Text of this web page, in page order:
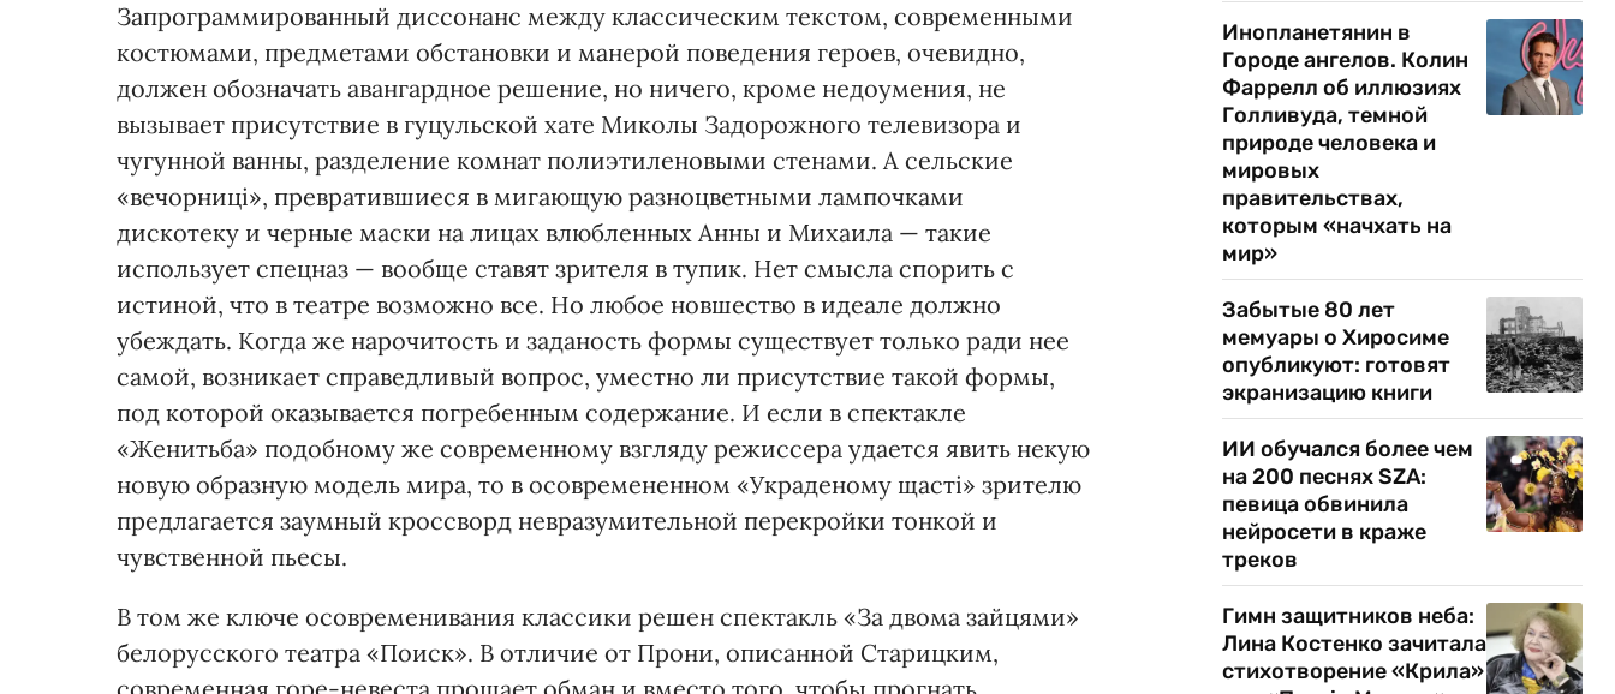
Запрограммированный диссонанс между классическим текстом, современными
костюмами, предметами обстановки и манерой поведения героев, очевидно,
должен обозначать авангардное решение, но ничего, кроме недоумения, не
вызывает присутствие в гуцульской хате Миколы Задорожного телевизора и
чугунной ванны, разделение комнат полиэтиленовыми стенами. А сельские
«вечорниці», превратившиеся в мигающую разноцветными лампочками
дискотеку и черные маски на лицах влюбленных Анны и Михаила — такие
использует спецназ — вообще ставят зрителя в тупик. Нет смысла спорить с
истиной, что в театре возможно все. Но любое новшество в идеале должно
убеждать. Когда же нарочитость и заданость формы существует только ради нее
самой, возникает справедливый вопрос, уместно ли присутствие такой формы,
под которой оказывается погребенным содержание. И если в спектакле
«Женитьба» подобному же современному взгляду режиссера удается явить некую
новую образную модель мира, то в осовремененном «Украденому щасті» зрителю
предлагается заумный кроссворд невразумительной перекройки тонкой и
чувственной пьесы.
В том же ключе осовременивания классики решен спектакль «За двома зайцями»
белорусского театра «Поиск». В отличие от Прони, описанной Старицким,
Инопланетянин в
Городе ангелов. Колин
Фаррелл об иллюзиях
Голливуда, темной
природе человека и
мировых
правительствах,
которым «начхать на
мир»
Забытые 80 лет
мемуары о Хиросиме
опубликуют: готовят
экранизацию книги
ИИ обучался более чем
на 200 песнях SZA:
певица обвинила
нейросети в краже
треков
Гимн защитников неба:
Лина Костенко зачитала
стихотворение «Крила»